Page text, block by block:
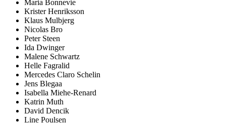
Maria Bonnevie
Krister Henriksson
Klaus Mulbjerg
Nicolas Bro
Peter Steen
Ida Dwinger
Malene Schwartz
Helle Fagralid
Mercedes Claro Schelin
Jens Blegaa
Isabella Miehe-Renard
Katrin Muth
David Dencik
Line Poulsen